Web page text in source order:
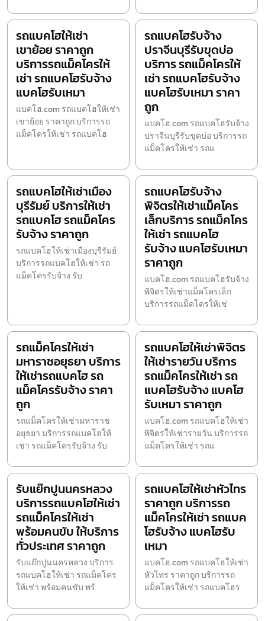
รถแบคโฮให้เช่า
เขาย้อย ราคาถูก
บริการรถแม็คโครให้
เช่า รถแบคโฮรับจ้าง
แบคโฮรับเหมา
แบคโฮ.com รถแบคโฮให้เช่า
เขาย้อย ราคาถูก บริการรถ
แม็คโครให้เช่า รถแบคโฮ
รถแบคโฮรับจ้าง
ปราจีนบุรีรับขุดบ่อ
บริการ รถแม็คโครให้
เช่า รถแบคโฮรับจ้าง
แบคโฮรับเหมา ราคา
ถูก
แบคโฮ.com รถแบคโฮรับจ้าง
ปราจีนบุรีรับขุดบ่อ บริการรถ
แม็คโครให้เช่า รถแ
รถแบคโฮให้เช่าเมือง
บุรีรัมย์ บริการให้เช่า
รถแบคโฮ รถแม็คโคร
รับจ้าง ราคาถูก
รถแบคโฮให้เช่าเมืองบุรีรัมย์
บริการรถแบคโฮให้เช่า รถ
แม็คโครรับจ้าง รับ
รถแบคโฮรับจ้าง
พิจิตรให้เช่าแม็คโคร
เล็กบริการ รถแม็คโคร
ให้เช่า รถแบคโฮ
รับจ้าง แบคโฮรับเหมา
ราคาถูก
แบคโฮ.com รถแบคโฮรับจ้าง
พิจิตรให้เช่าแม็คโครเล็ก
บริการรถแม็คโครให้เช่
รถแม็คโครให้เช่า
มหาราชอยุธยา บริการ
ให้เช่ารถแบคโฮ รถ
แม็คโครรับจ้าง ราคา
ถูก
รถแม็คโครให้เช่ามหาราช
อยุธยา บริการรถแบคโฮให้
เช่า รถแม็คโครรับจ้าง รับ
รถแบคโฮให้เช่าพิจิตร
ให้เช่ารายวัน บริการ
รถแม็คโครให้เช่า รถ
แบคโฮรับจ้าง แบคโฮ
รับเหมา ราคาถูก
แบคโฮ.com รถแบคโฮให้เช่า
พิจิตรให้เช่ารายวัน บริการรถ
แม็คโครให้เช่า รถแ
รับแย๊กปูนนครหลวง
บริการรถแบคโฮให้เช่า
รถแม็คโครให้เช่า
พร้อมคนขับ ให้บริการ
ทั่วประเทศ ราคาถูก
รับแย๊กปูนนครหลวง บริการ
รถแบคโฮให้เช่า รถแม็คโคร
ให้เช่า พร้อมคนขับ พร้
รถแบคโฮให้เช่าหัวไทร
ราคาถูก บริการรถ
แม็คโครให้เช่า รถแบค
โฮรับจ้าง แบคโฮรับ
เหมา
แบคโฮ.com รถแบคโฮให้เช่า
หัวไทร ราคาถูก บริการรถ
แม็คโครให้เช่า รถแบคโฮร